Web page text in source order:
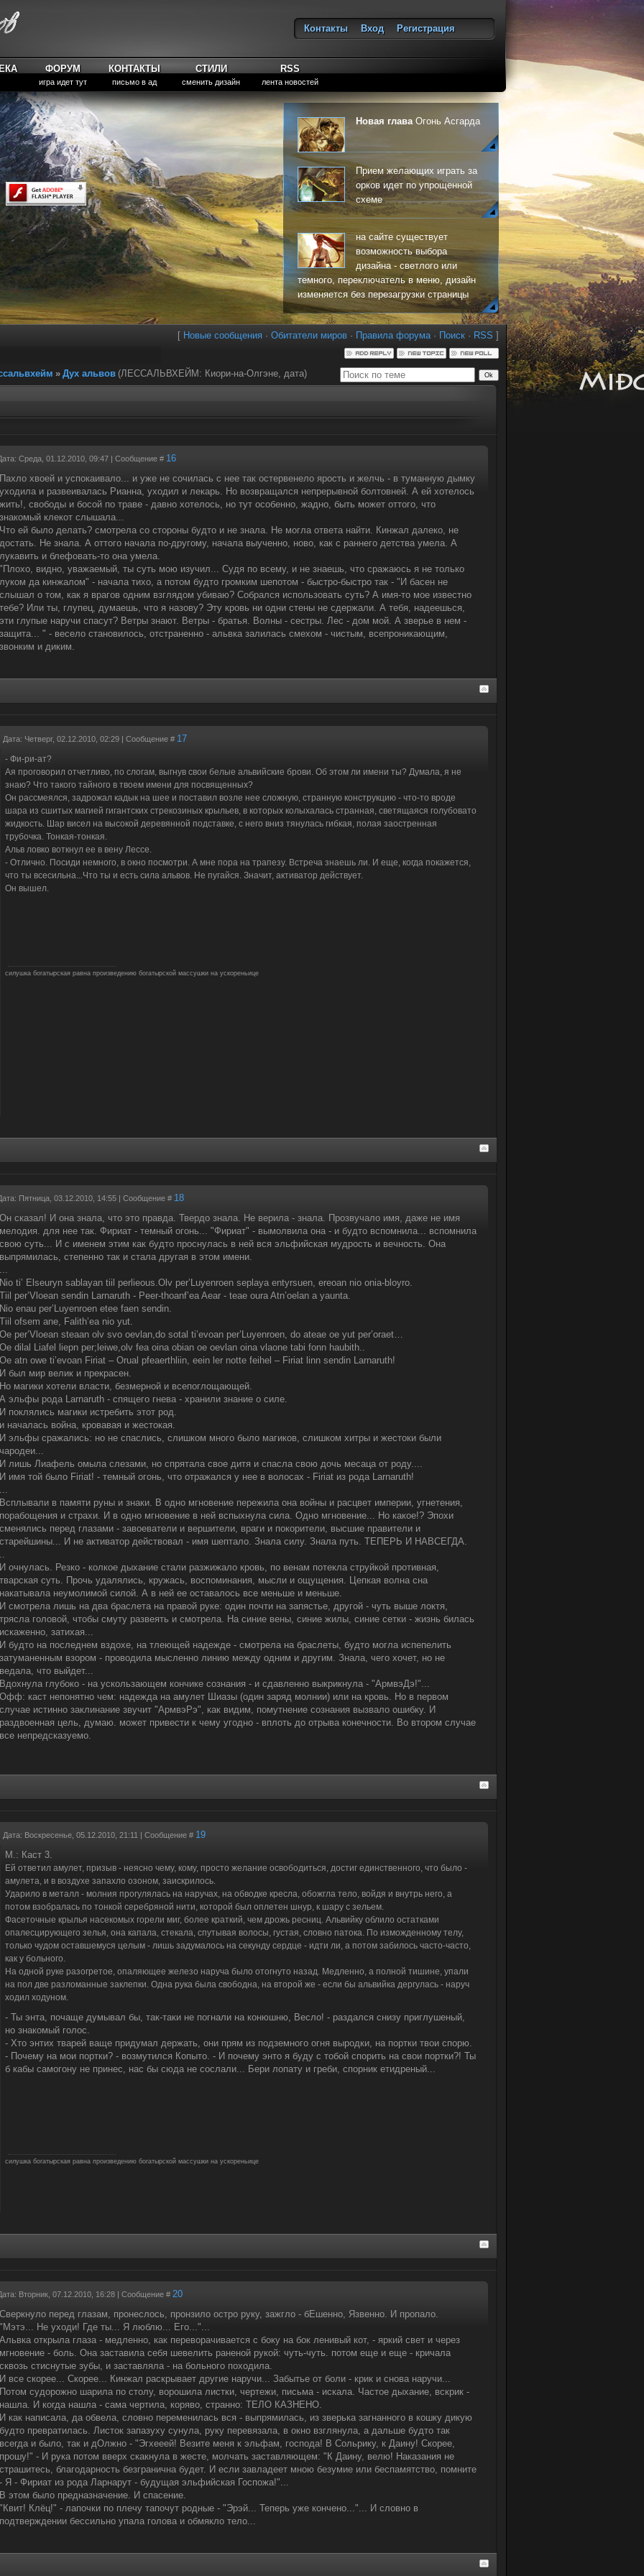
Контакты Вход
Регистрация
ФОРУМ
игра идет тут
КОНТАКТЫ
письмо в ад
СТИЛИ
сменить дизайн
RSS
лента новостей
Новая главаОгонь Асгарда
Прием желающих играть за
орков идет по упрощенной
схеме
на сайте существует
возможность выбора
дизайна - светлого или
темного, переключатель в меню, дизайн
изменяется без перезагрузки страницы
[ Новые сообщения · Обитатели миров · Правила форума· Поиск · RSS ]
» Дух альвов (ЛЕССАЛЬВХЕЙМ: Киори-на-Олгэне, дата)
Среда, 01.12.2010, 09:47 | Сообщение # 16
Пахло хвоей и успокаивало... и уже не сочилась с нее так остервенело ярость и желчь - в туманную дымку
уходила и развеивалась Рианна, уходил и лекарь. Но возвращался непрерывной болтовней. А ей хотелось
жить!, свободы и босой по траве - давно хотелось, но тут особенно, жадно, быть может оттого, что
знакомый клекот слышала...
Что ей было делать? смотрела со стороны будто и не знала. Не могла ответа найти. Кинжал далеко, не
достать. Не знала. А оттого начала по-другому, начала выученно, ново, как с раннего детства умела. А
лукавить и блефовать-то она умела.
"Плохо, видно, уважаемый, ты суть мою изучил... Судя по всему, и не знаешь, что сражаюсь я не только
луком да кинжалом" - начала тихо, а потом будто громким шепотом - быстро-быстро так - "И басен не
слышал о том, как я врагов одним взглядом убиваю? Собрался использовать суть? А имя-то мое известно
тебе? Или ты, глупец, думаешь, что я назову? Эту кровь ни одни стены не сдержали. А тебя, надеешься,
эти глупые наручи спасут? Ветры знают. Ветры - братья. Волны - сестры. Лес - дом мой. А зверье в нем -
защита... " - весело становилось, отстраненно - альвка залилась смехом - чистым, всепроникающим,
звонким и диким.
Дата: Четверг, 02.12.2010, 02:29 | Сообщение # 17
- Фи-ри-ат?
Ая проговорил отчетливо, по слогам, выгнув свои белые альвийские брови. Об этом ли имени ты? Думала, я не
знаю? Что такого тайного в твоем имени для посвященных?
Он рассмеялся, задрожал кадык на шее и поставил возле нее сложную, странную конструкцию - что-то вроде
шара из сшитых магией гигантских стрекозиных крыльев, в которых колыхалась странная, светящаяся голубовато
жидкость. Шар висел на высокой деревянной подставке, с него вниз тянулась гибкая, полая заостренная
трубочка. Тонкая-тонкая.
Альв ловко воткнул ее в вену Лессе.
- Отлично. Посиди немного, в окно посмотри. А мне пора на трапезу. Встреча знаешь ли. И еще, когда покажется,
что ты всесильна...Что ты и есть сила альвов. Не пугайся. Значит, активатор действует.
Он вышел.
силушка богатырская равна произведению богатырской массушки на ускореньице
Пятница, 03.12.2010, 14:55 | Сообщение # 18
Он сказал! И она знала, что это правда. Твердо знала. Не верила - знала. Прозвучало имя, даже не имя
мелодия. для нее так. Фириат - темный огонь... "Фириат" - вымолвила она - и будто вспомнила... вспомнила
свою суть... И с именем этим как будто проснулась в ней вся эльфийская мудрость и вечность. Она
выпрямилась, степенно так и стала другая в этом имени.
...
Nio ti’ Elseuryn sablayan tiil perlieous.Olv per’Luyenroen seplaya entyrsuen, ereoan nio onia-bloyro.
Tiil per’Vloean sendin Larnaruth - Peer-thoanf’ea Aear - teae oura Atn’oelan a yaunta.
Nio enau per’Luyenroen etee faen sendin.
Tiil ofsem ane, Falith’ea nio yut.
Oe per’Vloean steaan olv svo oevlan,do sotal ti’evoan per’Luyenroen, do ateae oe yut per’oraet…
Oe dilal Liafel liepn per;leiwe,olv fea oina obian oe oevlan oina vlaone tabi fonn haubith..
Oe atn owe ti’evoan Firiat – Orual pfeaerthliin, eein ler notte feihel – Firiat linn sendin Larnaruth!
И был мир велик и прекрасен.
Но магики хотели власти, безмерной и всепоглощающей.
А эльфы рода Larnaruth - спящего гнева - хранили знание о силе.
И поклялись магики истребить этот род.
и началась война, кровавая и жестокая.
И эльфы сражались: но не спаслись, слишком много было магиков, слишком хитры и жестоки были
чародеи...
И лишь Лиафель омыла слезами, но спрятала свое дитя и спасла свою дочь месаца от роду....
И имя той было Firiat! - темный огонь, что отражался у нее в волосах - Firiat из рода Larnaruth!
...
Всплывали в памяти руны и знаки. В одно мгновение пережила она войны и расцвет империи, угнетения,
порабощения и страхи. И в одно мгновение в ней вспыхнула сила. Одно мгновение... Но какое!? Эпохи
сменялись перед глазами - завоеватели и вершители, враги и покорители, высшие правители и
старейшины... И не активатор действовал - имя шептало. Знала силу. Знала путь. ТЕПЕРЬ И НАВСЕГДА.
..
И очнулась. Резко - колкое дыхание стали разжижало кровь, по венам потекла струйкой противная,
тварская суть. Прочь удалялись, кружась, воспоминания, мысли и ощущения. Цепкая волна сна
накатывала неумолимой силой. А в ней ее оставалось все меньше и меньше.
И смотрела лишь на два браслета на правой руке: один почти на запястье, другой - чуть выше локтя,
трясла головой, чтобы смуту развеять и смотрела. На синие вены, синие жилы, синие сетки - жизнь билась
искаженно, затихая...
И будто на последнем вздохе, на тлеющей надежде - смотрела на браслеты, будто могла испепелить
затуманенным взором - проводила мысленно линию между одним и другим. Знала, чего хочет, но не
ведала, что выйдет...
Вдохнула глубоко - на ускользающем кончике сознания - и сдавленно выкрикнула - "АрмвэДэ!"...
Офф: каст непонятно чем: надежда на амулет Шиазы (один заряд молнии) или на кровь. Но в первом
случае истинно заклинание звучит "АрмвэРэ", как видим, помутнение сознания вызвало ошибку. И
раздвоенная цель, думаю. может привести к чему угодно - вплоть до отрыва конечности. Во втором случае
все непредсказуемо.
Дата: Воскресенье, 05.12.2010, 21:11 | Сообщение # 19
М.: Каст 3.
Ей ответил амулет, призыв - неясно чему, кому, просто желание освободиться, достиг единственного, что было -
амулета, и в воздухе запахло озоном, заискрилось.
Ударило в металл - молния прогулялась на наручах, на обводке кресла, обожгла тело, войдя и внутрь него, а
потом взобралась по тонкой серебряной нити, которой был оплетен шнур, к шару с зельем.
Фасеточные крылья насекомых горели миг, более краткий, чем дрожь ресниц. Альвийку облило остатками
опалесцирующего зелья, она капала, стекала, спутывая волосы, густая, словно патока. По изможденному телу,
только чудом оставшемуся целым - лишь задумалось на секунду сердце - идти ли, а потом забилось часто-часто,
как у больного.
На одной руке разогретое, опаляющее железо наруча было отогнуто назад. Медленно, а полной тишине, упали
на пол две разломанные заклепки. Одна рука была свободна, на второй же - если бы альвийка дергулась - наруч
ходил ходуном.
- Ты энта, почаще думывал бы, так-таки не погнали на конюшню, Весло! - раздался снизу приглушеный,
но знакомый голос.
- Хто энтих тварей ваще придумал держать, они прям из подземного огня выродки, на портки твои спорю.
- Почему на мои портки? - возмутился Копыто. - И почему энто я буду с тобой спорить на свои портки?! Ты
б кабы самогону не принес, нас бы сюда не сослали... Бери лопату и греби, спорник етидреный...
силушка богатырская равна произведению богатырской массушки на ускореньице
Вторник, 07.12.2010, 16:28 | Сообщение # 20
Сверкнуло перед глазам, пронеслось, пронзило остро руку, зажгло - бЕшенно, Язвенно. И пропало.
"Мэтэ... Не уходи! Где ты... Я люблю... Его..."...
Альвка открыла глаза - медленно, как переворачивается с боку на бок ленивый кот, - яркий свет и через
мгновение - боль. Она заставила себя шевелить раненой рукой: чуть-чуть. потом еще и еще - кричала
сквозь стиснутые зубы, и заставляла - на больного походила.
И все скорее... Скорее... Кинжал раскрывает другие наручи... Забытье от боли - крик и снова наручи...
Потом судорожно шарила по столу, ворошила листки, чертежи, письма - искала. Частое дыхание, вскрик -
нашла. И когда нашла - сама чертила, коряво, странно: ТЕЛО КАЗНЕНО.
И как написала, да обвела, словно переменилась вся - выпрямилась, из зверька загнанного в кошку дикую
будто превратилась. Листок запазуху сунула, руку перевязала, в окно взглянула, а дальше будто так
всегда и было, так и дОлжно - "Эгхееей! Везите меня к эльфам, господа! В Сольрику, к Даину! Скорее,
прошу!" - И рука потом вверх скакнула в жесте, молчать заставляющем: "К Даину, велю! Наказания не
страшитесь, благодарность безгранична будет. И если завладеет мною безумие или беспамятство, помните
- Я - Фириат из рода Ларнарут - будущая эльфийская Госпожа!"...
В этом было предназначение. И спасение.
"Квит! Клёц!" - лапочки по плечу тапочут родные - "Эрэй... Теперь уже кончено..."... И словно в
подтверждении бессильно упала голова и обмякло тело...